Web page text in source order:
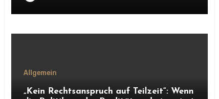
Allgemein
„Kein Rechtsanspruch auf Teilzeit“: Wenn